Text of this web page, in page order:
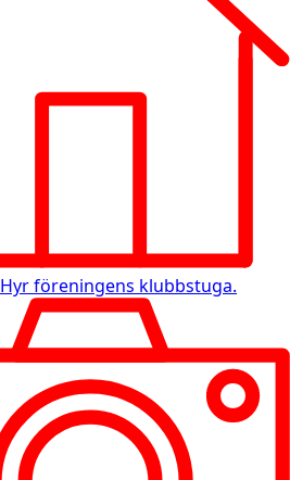
Hyr föreningens klubbstuga.